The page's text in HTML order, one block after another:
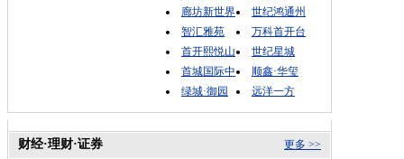
廊坊新世界
世纪鸿通州
智汇雅苑
万科首开台
首开熙悦山
世纪星城
首城国际中
顺鑫·华玺
绿城·御园
远洋一方
更多 >>
财经·理财·证券